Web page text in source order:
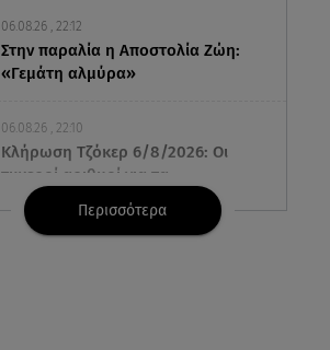
06.08.26 , 22:12
Στην παραλία η Αποστολία Ζώη:
«Γεμάτη αλμύρα»
06.08.26 , 22:10
Κλήρωση Τζόκερ 6/8/2026: Οι
τυχεροί αριθμοί για τα
2.500.000 ευρώ
Περισσότερα